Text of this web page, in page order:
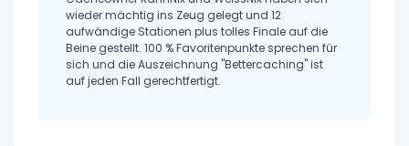
wieder mächtig ins Zeug gelegt und 12
aufwändige Stationen plus tolles Finale auf die
Beine gestellt. 100 % Favoritenpunkte sprechen für
sich und die Auszeichnung "Bettercaching" ist
auf jeden Fall gerechtfertigt.